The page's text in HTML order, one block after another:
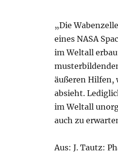
„Die
eines NASA
im Weltall
äußeren Hilfen,
absieht.
im Weltall
auch zu
Aus: J. Tautz: